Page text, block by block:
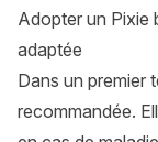
Adopter un Pixie
adaptée
Dans un premier
recommandée.